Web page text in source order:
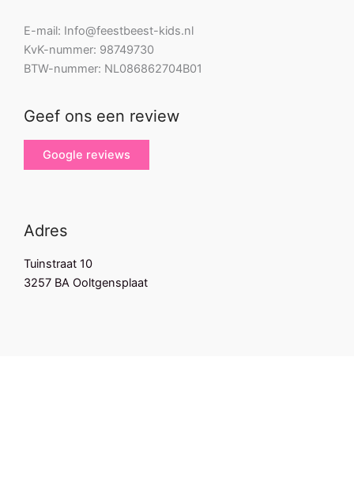
E-mail: Info@feestbeest-kids.nl
KvK-nummer: 98749730
BTW-nummer: NL086862704B01
Geef ons een review
Google reviews
Adres
Tuinstraat 10
3257 BA Ooltgensplaat